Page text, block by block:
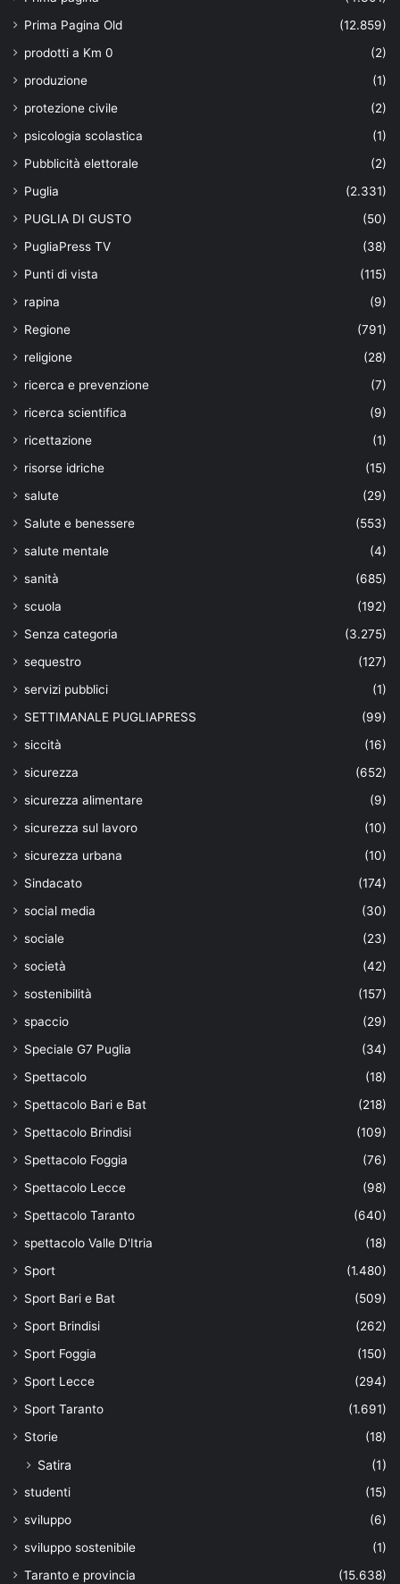
Prima Pagina Old
(12.859)
prodotti a Km 0
(2)
produzione
(1)
protezione civile
(2)
psicologia scolastica
(1)
Pubblicità elettorale
(2)
Puglia
(2.331)
PUGLIA DI GUSTO
(50)
PugliaPress TV
(38)
Punti di vista
(115)
rapina
(9)
Regione
(791)
religione
(28)
ricerca e prevenzione
(7)
ricerca scientifica
(9)
ricettazione
(1)
risorse idriche
(15)
salute
(29)
Salute e benessere
(553)
salute mentale
(4)
sanità
(685)
scuola
(192)
Senza categoria
(3.275)
sequestro
(127)
servizi pubblici
(1)
SETTIMANALE PUGLIAPRESS
(99)
siccità
(16)
sicurezza
(652)
sicurezza alimentare
(9)
sicurezza sul lavoro
(10)
sicurezza urbana
(10)
Sindacato
(174)
social media
(30)
sociale
(23)
società
(42)
sostenibilità
(157)
spaccio
(29)
Speciale G7 Puglia
(34)
Spettacolo
(18)
Spettacolo Bari e Bat
(218)
Spettacolo Brindisi
(109)
Spettacolo Foggia
(76)
Spettacolo Lecce
(98)
Spettacolo Taranto
(640)
spettacolo Valle D'Itria
(18)
Sport
(1.480)
Sport Bari e Bat
(509)
Sport Brindisi
(262)
Sport Foggia
(150)
Sport Lecce
(294)
Sport Taranto
(1.691)
Storie
(18)
Satira (1)
studenti
(15)
sviluppo
(6)
sviluppo sostenibile
(1)
Taranto e provincia
(15.638)